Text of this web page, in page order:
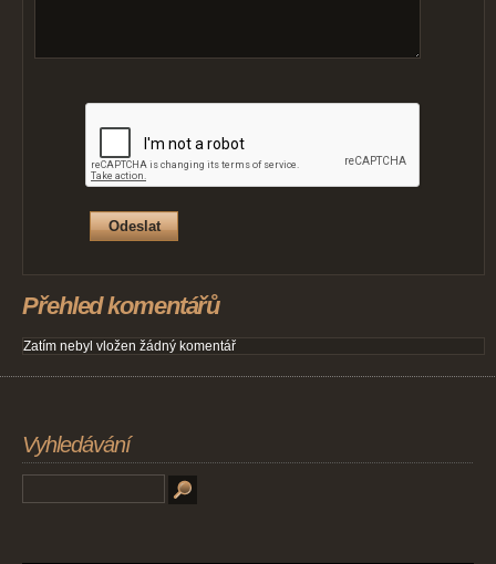
Přehled komentářů
Zatím nebyl vložen žádný komentář
Vyhledávání